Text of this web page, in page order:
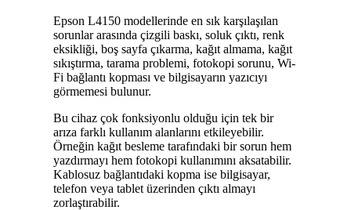
Epson L4150 modellerinde en sık karşılaşılan
sorunlar arasında çizgili baskı, soluk çıktı, renk
eksikliği, boş sayfa çıkarma, kağıt almama, kağıt
sıkıştırma, tarama problemi, fotokopi sorunu, Wi-
Fi bağlantı kopması ve bilgisayarın yazıcıyı
görmemesi bulunur.
Bu cihaz çok fonksiyonlu olduğu için tek bir
arıza farklı kullanım alanlarını etkileyebilir.
Örneğin kağıt besleme tarafındaki bir sorun hem
yazdırmayı hem fotokopi kullanımını aksatabilir.
Kablosuz bağlantıdaki kopma ise bilgisayar,
telefon veya tablet üzerinden çıktı almayı
zorlaştırabilir.